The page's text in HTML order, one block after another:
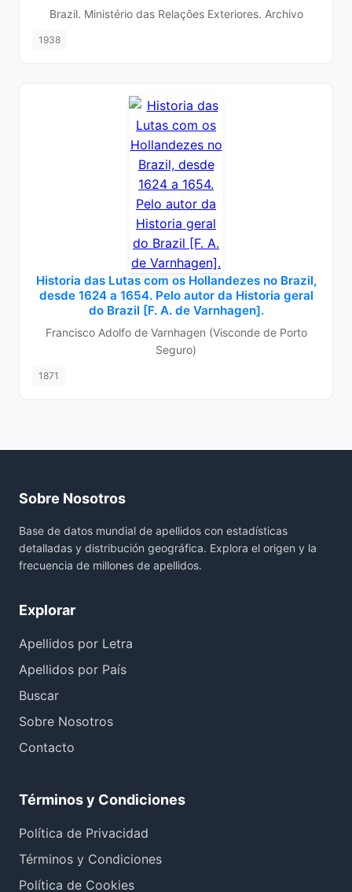
Brazil. Ministério das Relações Exteriores. Archivo
1938
Historia das Lutas com os Hollandezes no Brazil,
desde 1624 a 1654. Pelo autor da Historia geral
do Brazil [F. A. de Varnhagen].
Francisco Adolfo de Varnhagen (Visconde de Porto
Seguro)
1871
Sobre Nosotros
Base de datos mundial de apellidos con estadísticas
detalladas y distribución geográfica. Explora el origen y la
frecuencia de millones de apellidos.
Explorar
Apellidos por Letra
Apellidos por País
Buscar
Sobre Nosotros
Contacto
Términos y Condiciones
Política de Privacidad
Términos y Condiciones
Política de Cookies